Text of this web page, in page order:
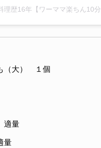
（大） １個
適量
量